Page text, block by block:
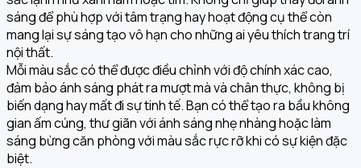
sáng để phù hợp với tâm trạng hay hoạt động cụ thể còn
mang lại sự sáng tạo vô hạn cho những ai yêu thích trang trí
nội thất.
Mỗi màu sắc có thể được điều chỉnh với độ chính xác cao,
đảm bảo ánh sáng phát ra mượt mà và chân thực, không bị
biến dạng hay mất đi sự tinh tế. Bạn có thể tạo ra bầu không
gian ấm cúng, thư giãn với ánh sáng nhẹ nhàng hoặc làm
sáng bừng căn phòng với màu sắc rực rỡ khi có sự kiện đặc
biệt.